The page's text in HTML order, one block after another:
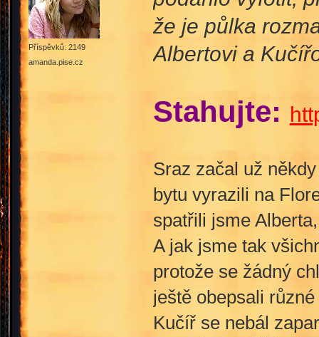
Příspěvků: 2149
amanda.pise.cz
že je půlka
Albertovi a
Stahujte:
Sraz začal už
bytu vyrazili na
spatřili jsme
A jak jsme tak
protože se žádný
ještě obepsali
Kučíř se nebál